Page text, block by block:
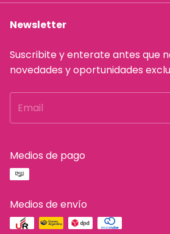
Newsletter
Suscribite y enterate antes que
novedades y oportunidades
Medios de pago
Medios de envío